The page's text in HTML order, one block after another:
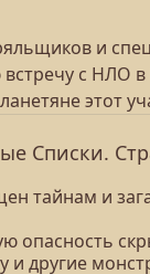
и
с
этот
Списки.
тайнам и
опасность
и другие